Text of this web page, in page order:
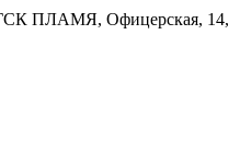
ГСК ПЛАМЯ, Офицерская, 14,